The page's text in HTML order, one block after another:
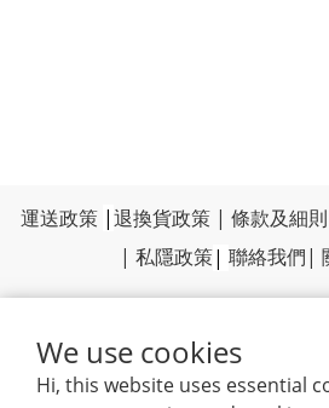
We use cookies
Hi, this website uses essential
運送政策 |退換貨政策| 條款及細則
| 私隱政策| 聯絡我們|